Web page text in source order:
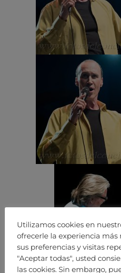
Utilizamos cookies en
ofrecerle la experiencia
sus preferencias y visitas
"Aceptar todas", usted
las cookies. Sin embargo,